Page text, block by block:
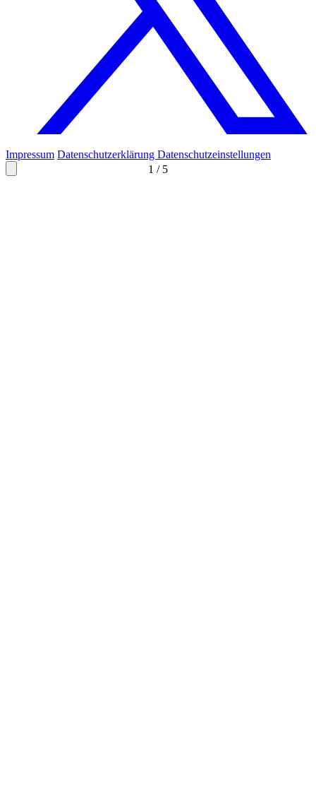
1 / 5
Impressum Datenschutzerklärung Datenschutzeinstellungen